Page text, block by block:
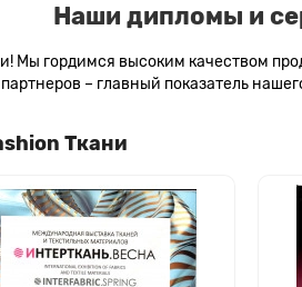
Наши дипломы и
Мы гордимся высоким качеством
– главный показатель
Ткани